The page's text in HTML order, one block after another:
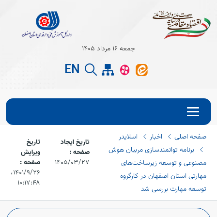
Open
Open
جمعه 16 مرداد 1405
EN
صفحه اصلی اخبار
اسلایدر
برنامه توانمندسازی مربیان هوش
مصنوعی و توسعه زیرساخت‌های
مهارتی استان اصفهان در کارگروه
توسعه مهارت بررسی شد
تاریخ ایجاد
صفحه :
1405/03/27
تاریخ
ویرایش
صفحه :
۱۴۰۱/۹/۲۶،‏
۱۰:۱۷:۴۸